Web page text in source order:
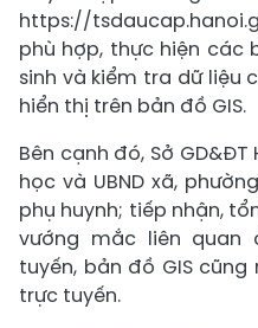
https://
phù hợp, thực hiện các
sinh và kiểm tra dữ liệu
hiển thị trên bản đồ GIS.
Bên cạnh đó, Sở
học và UBND xã,
phụ huynh; tiếp nhận,
vướng mắc liên quan
tuyến, bản đồ GIS
trực tuyến.